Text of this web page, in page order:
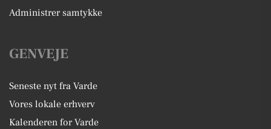
Administrer samtykke
GENVEJE
Seneste nyt fra Varde
Vores lokale erhverv
Kalenderen for Varde